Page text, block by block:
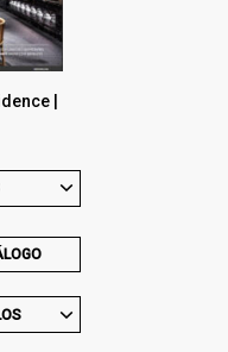
|